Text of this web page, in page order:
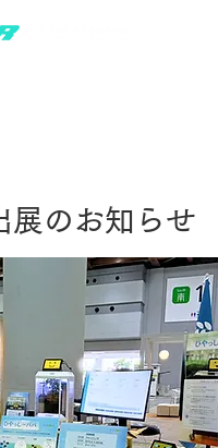
展のお知らせ